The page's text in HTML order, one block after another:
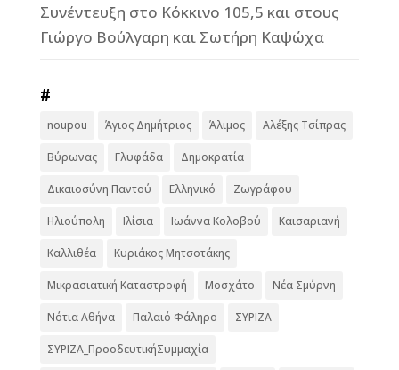
Συνέντευξη στο Κόκκινο 105,5 και στους
Γιώργο Βούλγαρη και Σωτήρη Καψώχα
#
noupou Άγιος Δημήτριος Άλιμος Αλέξης Τσίπρας
Βύρωνας Γλυφάδα Δημοκρατία
Δικαιοσύνη Παντού Ελληνικό Ζωγράφου
Ηλιούπολη Ιλίσια Ιωάννα Κολοβού Καισαριανή
Καλλιθέα Κυριάκος Μητσοτάκης
Μικρασιατική Καταστροφή Μοσχάτο Νέα Σμύρνη
Νότια Αθήνα Παλαιό Φάληρο ΣΥΡΙΖΑ
ΣΥΡΙΖΑ_ΠροοδευτικήΣυμμαχία